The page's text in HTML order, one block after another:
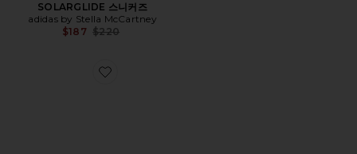
SOLARGLIDE 스니커즈
adidas by Stella McCartney
$187 Previous price:
$220
Favorite SPW X 스니커즈